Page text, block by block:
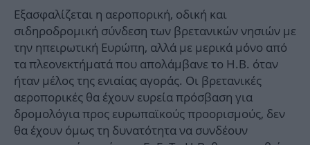
Εξασφαλίζεται η αεροπορική, οδική και
σιδηροδρομική σύνδεση των βρετανικών νησιών με
την ηπειρωτική Ευρώπη, αλλά με μερικά μόνο από
τα πλεονεκτήματά που απολάμβανε το Η.Β. όταν
ήταν μέλος της ενιαίας αγοράς. Οι βρετανικές
αεροπορικές θα έχουν ευρεία πρόσβαση για
δρομολόγια προς ευρωπαϊκούς προορισμούς, δεν
θα έχουν όμως τη δυνατότητα να συνδέουν